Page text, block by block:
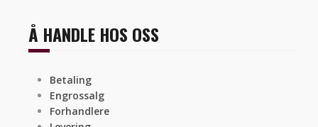
Å HANDLE HOS OSS
Betaling
Engrossalg
Forhandlere